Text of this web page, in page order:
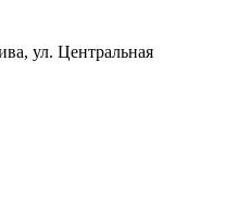
ул. Центральная